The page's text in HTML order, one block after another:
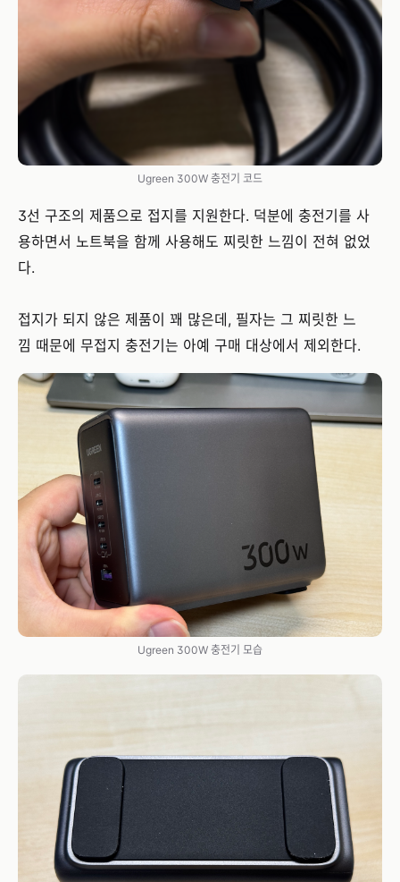
Ugreen 300W 충전기 코드
3선 구조의 제품으로 접지를 지원한다. 덕분에 충전기를 사
용하면서 노트북을 함께 사용해도 찌릿한 느낌이 전혀 없었
다.
접지가 되지 않은 제품이 꽤 많은데, 필자는 그 찌릿한 느
낌 때문에 무접지 충전기는 아예 구매 대상에서 제외한다.
Ugreen 300W 충전기 모습